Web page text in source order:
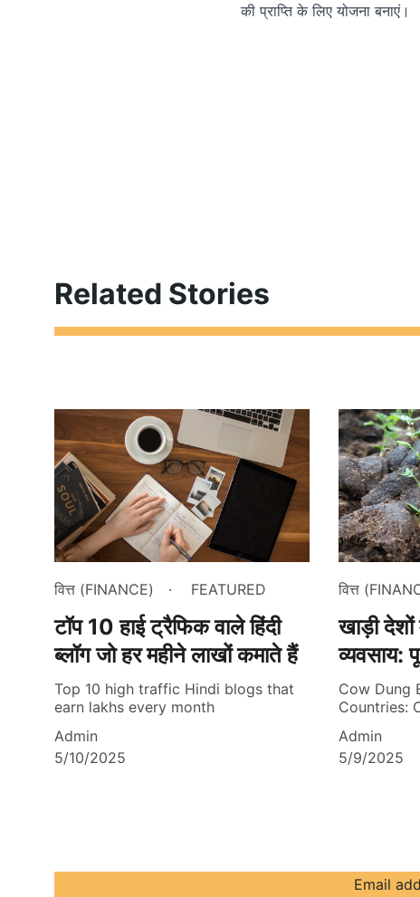
की प्राप्ति के लिए योजना बनाएं।
Related Stories
वित्त (FINANCE) FEATURED
टॉप 10 हाई ट्रैफिक वाले हिंदी
ब्लॉग जो हर महीने लाखों कमाते हैं
Top 10 high traffic Hindi blogs that
earn lakhs every month
Admin
5/10/2025
वित्त
खाड़ी देशों
व्यवसाय:
Cow Dung
Countries:
Admin
5/9/2025
Email